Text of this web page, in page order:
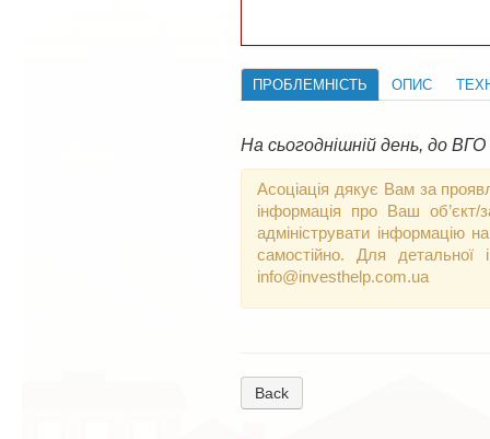
ПРОБЛЕМНІСТЬ ОПИС
На сьогоднішній день, до
Асоціація дякує Вам за
інформація про Ваш
адмініструвати інформацію
самостійно. Для
info@investhelp.com.ua
Back